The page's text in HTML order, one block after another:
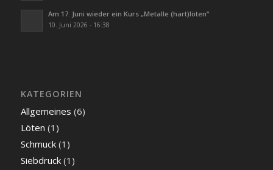
Am 17. Juni wieder ein Kurs „Metalle (hart)löten“
10. Juni 2026 - 16:38
KATEGORIEN
Allgemeines (6)
Löten (1)
Schmuck(1)
Siebdruck(1)